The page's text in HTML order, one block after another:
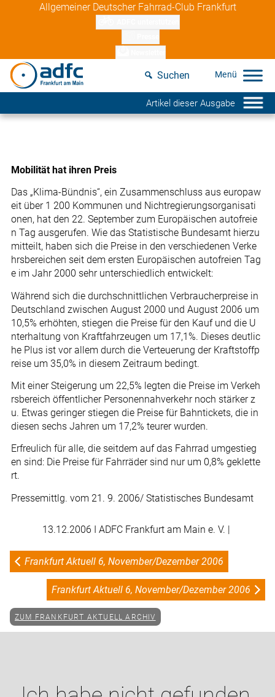
Allgemeiner Deutscher Fahrrad-Club Frankfurt
Suchen
Artikel dieser Ausgabe
Mobilität hat ihren Preis
Das „Klima-Bündnis“, ein Zusammenschluss aus europaw
eit über 1 200 Kommunen und Nichtregierungsorganisati
onen, hat den 22. September zum Europäischen autofreie
n Tag ausgerufen. Wie das Statistische Bundesamt hierzu
mitteilt, haben sich die Preise in den verschiedenen Verke
hrsbereichen seit dem ersten Europäischen autofreien Tag
e im Jahr 2000 sehr unterschiedlich entwickelt:
Während sich die durchschnittlichen Verbraucherpreise in
Deutschland zwischen August 2000 und August 2006 um
10,5% erhöhten, stiegen die Preise für den Kauf und die U
nterhaltung von Kraftfahrzeugen um 17,1%. Dieses deutlic
he Plus ist vor allem durch die Verteuerung der Kraftstoffp
reise um 35,0% in diesem Zeitraum bedingt.
Mit einer Steigerung um 22,5% legten die Preise im Verkeh
rsbereich öffentlicher Personennahverkehr noch stärker z
u. Etwas geringer stiegen die Preise für Bahntickets, die in
diesen sechs Jahren um 17,2% teurer wurden.
Erfreulich für alle, die seitdem auf das Fahrrad umgestieg
en sind: Die Preise für Fahrräder sind nur um 0,8% geklette
rt.
Pressemittlg. vom 21. 9. 2006/ Statistisches Bundesamt
13.12.2006 I ADFC Frankfurt am Main e. V. |
Frankfurt Aktuell 6, November/Dezember 2006
Frankfurt Aktuell 6, November/Dezember 2006
ZUM FRANKFURT AKTUELL ARCHIV